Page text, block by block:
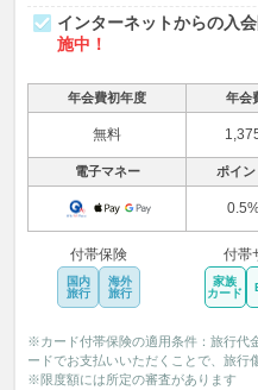
インターネットからの入
施中！
年会費初年度 年会
無料
電子マネー ポイ
付帯保険
国内
旅行
海外
旅行
付帯
家族
カード
※カード付帯保険の適用条件：旅行代
ードでお支払いいただくことで、旅行
※限度額には所定の審査があります